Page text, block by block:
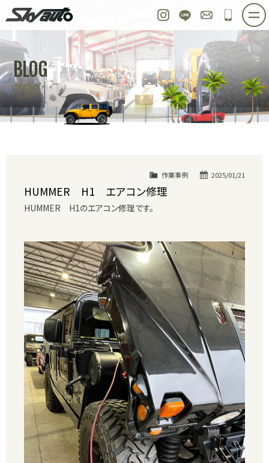
Instagram
LINE お問い合わせ
048-
ホーム 在庫車情報 ご購入プラン
整備作業実例 パーツ販売 買取＆オーダー
店舗紹介 工場紹介 会社概要
スタッフ紹介 求人情報 公式ブログ
BLOG
ブログ
2025/01/21
作業事例
HUMMER H1 エアコン修理
HUMMER H1のエアコン修理です。